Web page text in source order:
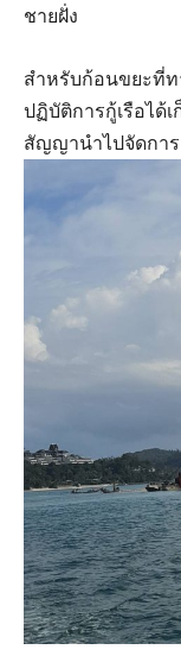
ชายฝั่ง
สำหรับก้อนขยะที่
ปฏิบัติการกู้เรือได้
สัญญานำไปจัดการ